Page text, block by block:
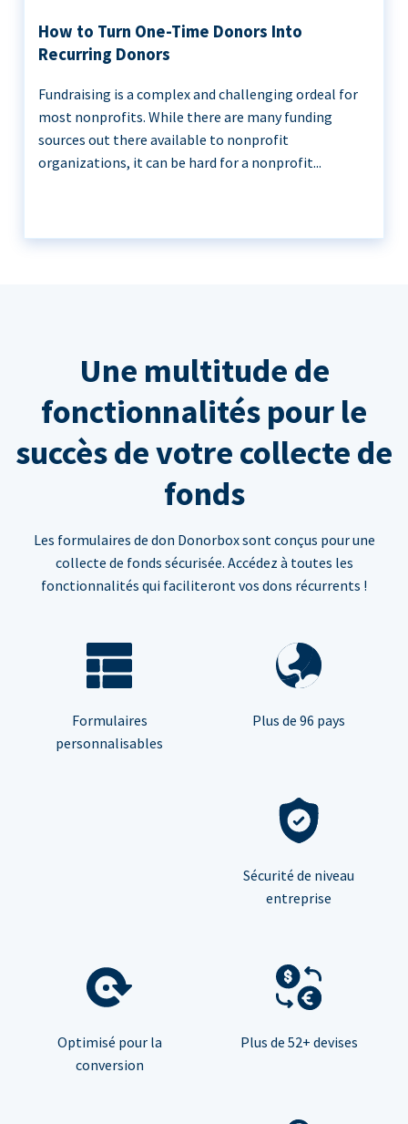
How to Turn One-Time Donors Into
Recurring Donors
Fundraising is a complex and challenging ordeal for
most nonprofits. While there are many funding
sources out there available to nonprofit
organizations, it can be hard for a nonprofit...
Une multitude de
fonctionnalités pour le
succès de votre collecte de
fonds
Les formulaires de don Donorbox sont conçus pour une
collecte de fonds sécurisée. Accédez à toutes les
fonctionnalités qui faciliteront vos dons récurrents !
Formulaires
personnalisables
Plus de 96 pays
Sécurité de niveau
entreprise
Optimisé pour la
conversion
Plus de 52+ devises